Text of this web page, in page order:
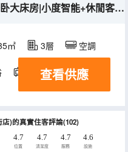
芳庭安卧大床房|小度智能+休閒客廳+冰箱+洗衣機
㎡ 3層 空調
電視機 冰箱
查看供應
)的真實住客評論(102)
4.7
位置
4.7
清潔度
4.7
服務
4.6
設施